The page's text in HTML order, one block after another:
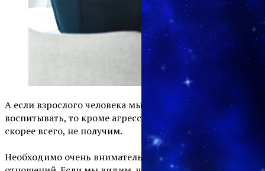
А если взрослого человека мы будем пытаться
воспитывать, то кроме агрессии в наш адрес мы,
скорее всего, не получим.
Необходимо очень внимательно смотреть на начало